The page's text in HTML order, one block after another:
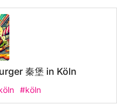
秦堡 in Köln
#köln